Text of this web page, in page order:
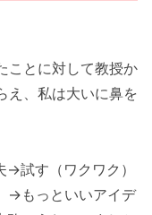
ことに対して教授か
え、私は大いに鼻を
試す（ワクワク）
→もっといいアイデ